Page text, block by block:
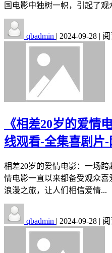
国电影中独树一帜，引起了观
qbadmin | 2024-09-28 | 阅
《相差20岁的爱情
线观看-全集喜剧片
相差20岁的爱情电影：一场
情电影一直以来都备受观众
浪漫之旅，让人们相信爱情...
qbadmin | 2024-09-28 | 阅